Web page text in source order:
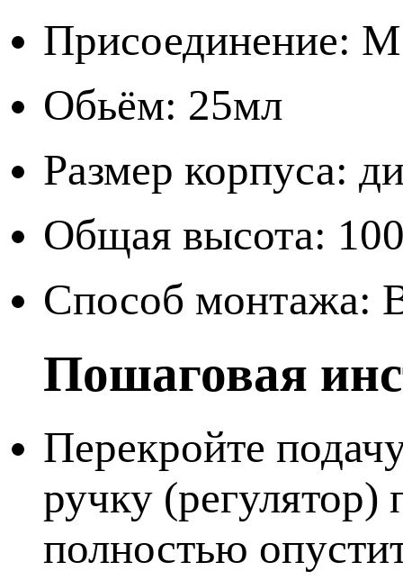
Присоединение:
Обьём: 25мл
Размер корпуса:
Общая высота:
Способ монтажа:
Пошаговая
Перекройте
ручку (регулятор)
полностью